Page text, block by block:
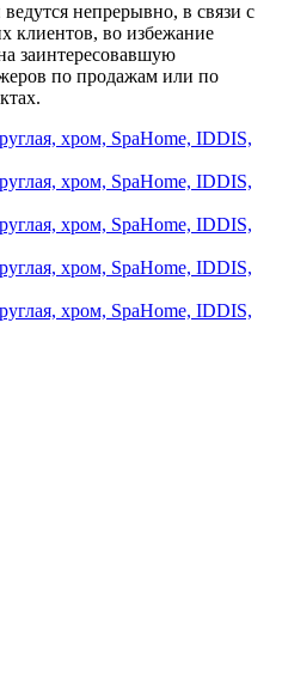
непрерывно, в связи с
клиентов, во избежание
заинтересовавшую
по продажам или по